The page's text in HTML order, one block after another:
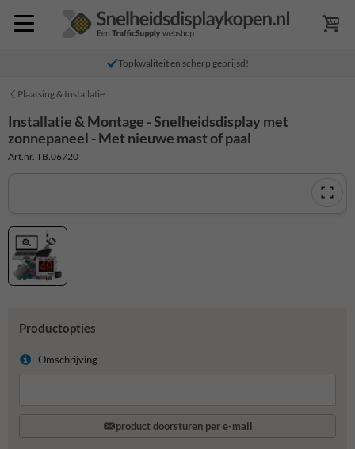
Topkwaliteit en scherp geprijsd!
Plaatsing & Installatie
Installatie & Montage - Snelheidsdisplay met
zonnepaneel - Met nieuwe mast of paal
Art.nr. TB.06720
Productopties
Omschrijving
product doorsturen per e-mail